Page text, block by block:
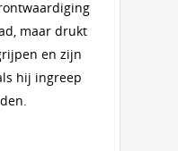
maar drukt
en zijn
hij ingreep